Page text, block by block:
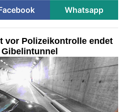
Whatsapp
vor Polizeikontrolle endet